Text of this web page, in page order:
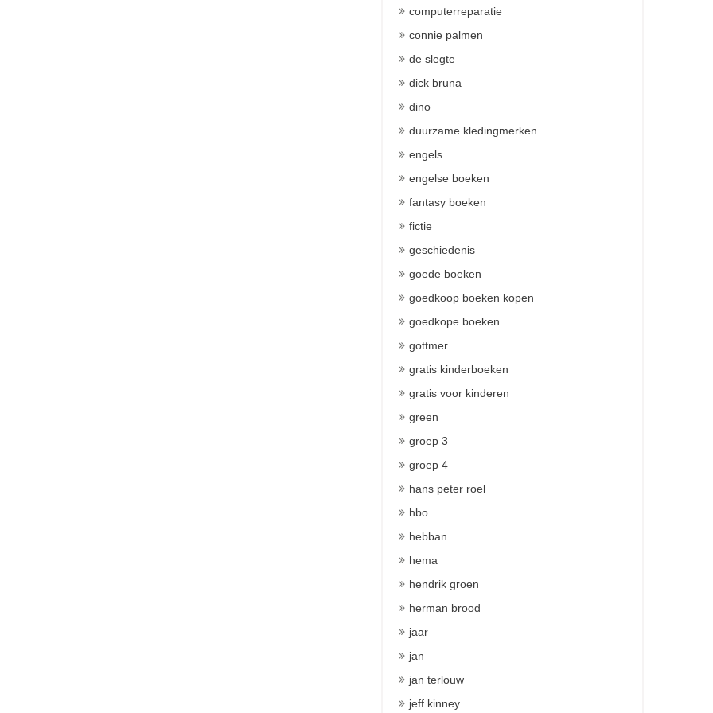
computerreparatie
connie palmen
de slegte
dick bruna
dino
duurzame kledingmerken
engels
engelse boeken
fantasy boeken
fictie
geschiedenis
goede boeken
goedkoop boeken kopen
goedkope boeken
gottmer
gratis kinderboeken
gratis voor kinderen
green
groep 3
groep 4
hans peter roel
hbo
hebban
hema
hendrik groen
herman brood
jaar
jan
jan terlouw
jeff kinney